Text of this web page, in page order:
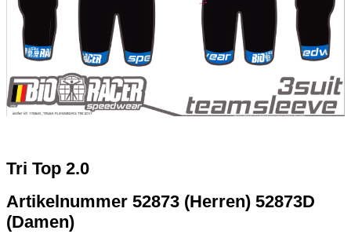
Tri Top 2.0
Artikelnummer 52873 (Herren) 52873D
(Damen)